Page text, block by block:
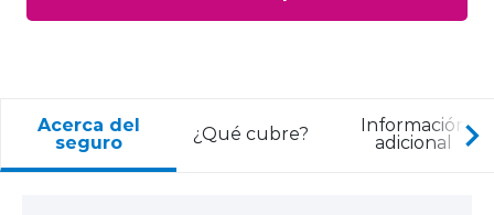
Acerca del
seguro ¿Qué cubre? Información
adicional